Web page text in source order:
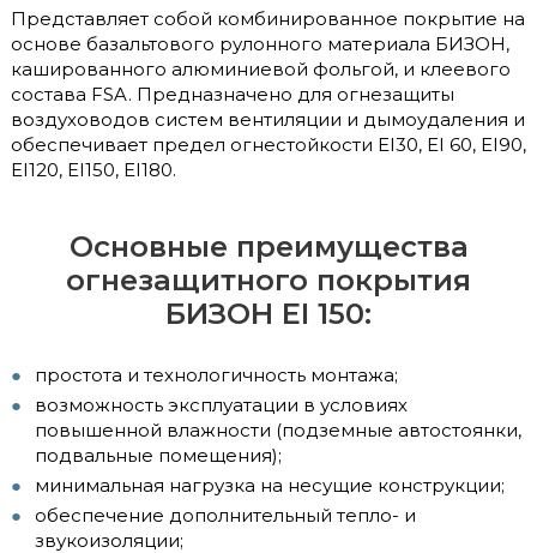
Представляет собой комбинированное покрытие на
основе базальтового рулонного материала БИЗОН,
кашированного алюминиевой фольгой, и клеевого
состава FSA. Предназначено для огнезащиты
воздуховодов систем вентиляции и дымоудаления и
обеспечивает предел огнестойкости EI30, EI 60, EI90,
EI120, EI150, EI180.
Основные преимущества
огнезащитного покрытия
БИЗОН EI 150:
простота и технологичность монтажа;
возможность эксплуатации в условиях
повышенной влажности (подземные автостоянки,
подвальные помещения);
минимальная нагрузка на несущие конструкции;
обеспечение дополнительный тепло- и
звукоизоляции;